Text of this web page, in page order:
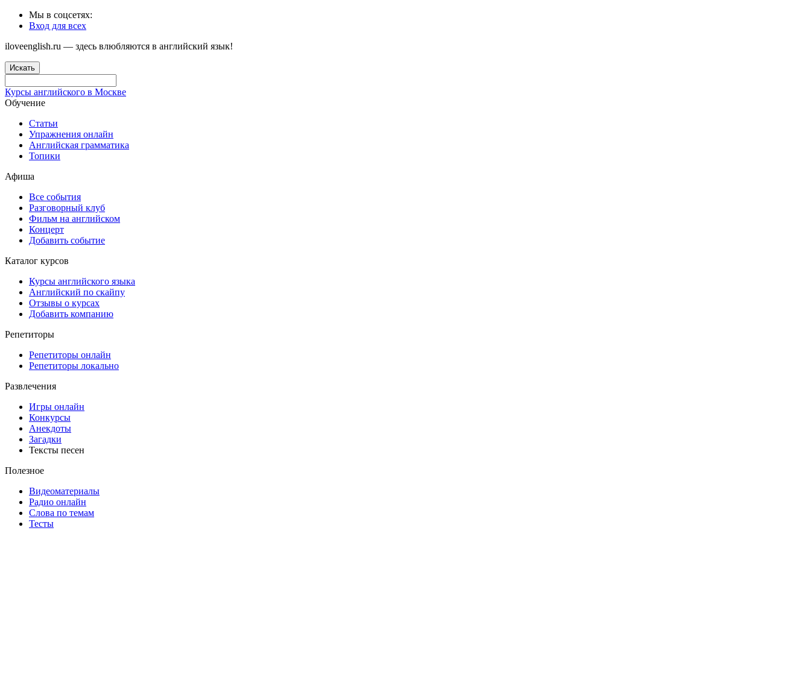
Мы в соцсетях:
Вход для всех
iloveenglish.ru — здесь влюбляются в английский язык!
Искать
Курсы английского в Москве
Обучение
Статьи
Упражнения онлайн
Английская грамматика
Топики
Афиша
Все события
Разговорный клуб
Фильм на английском
Концерт
Добавить событие
Каталог курсов
Курсы английского языка
Английский по скайпу
Отзывы о курсах
Добавить компанию
Репетиторы
Репетиторы онлайн
Репетиторы локально
Развлечения
Игры онлайн
Конкурсы
Анекдоты
Загадки
Тексты песен
Полезное
Видеоматериалы
Радио онлайн
Слова по темам
Тесты